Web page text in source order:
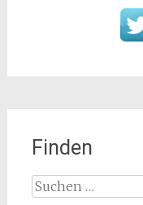
Finden
Suchen